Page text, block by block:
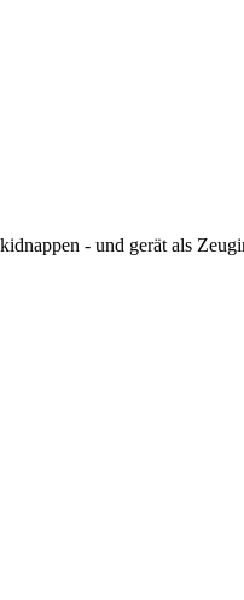
- und gerät als